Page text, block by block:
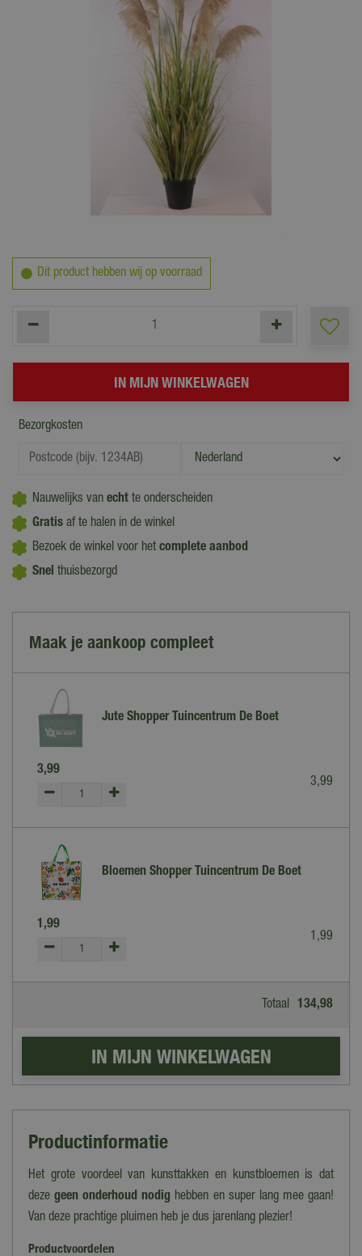
Dit product hebben wij op voorraad
Bezorgkosten
Nauwelijks van echt te onderscheiden
Gratis af te halen in de winkel
Bezoek de winkel voor het complete aanbod
Snel thuisbezorgd
Maak je aankoop compleet
Jute Shopper Tuincentrum De Boet
3,99
3,99
Bloemen Shopper Tuincentrum De Boet
1 ,99
1 ,99
Totaal 134,98
Productinformatie
Het grote voordeel van kunsttakken en kunstbloemen is dat
dezegeen onderhoud nodig hebben en super lang mee gaan!
Van deze prachtige pluimen heb je dus jarenlang plezier!
Productvoordelen